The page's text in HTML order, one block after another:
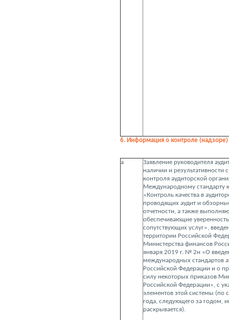
6. Информация о контроле (надзоре)
а
Заявление руководителя
наличии и результативности
контроля аудиторской
Международному стандарту
«Контроль качества в
проводящих аудит и
отчетности, а также
обеспечивающие
сопутствующих услуг»,
территории Российской
Министерства финансов
января 2019 г. № 2н «О
международных стандартов
Российской Федерации и о
силу некоторых приказов
Российской Федерации», с
элементов этой системы (по
года, следующего за годом,
раскрывается).